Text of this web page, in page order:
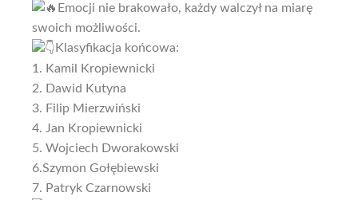
Emocji nie brakowało, każdy walczył na miarę
swoich możliwości.
Klasyfikacja końcowa:
1. Kamil Kropiewnicki
2. Dawid Kutyna
3. Filip Mierzwiński
4. Jan Kropiewnicki
5. Wojciech Dworakowski
6.Szymon Gołębiewski
7. Patryk Czarnowski